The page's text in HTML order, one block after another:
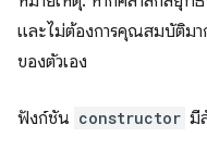
และไม่ต้องการคุณสมบัติมา
ของตัวเอง
ฟังก์ชัน constructor มี